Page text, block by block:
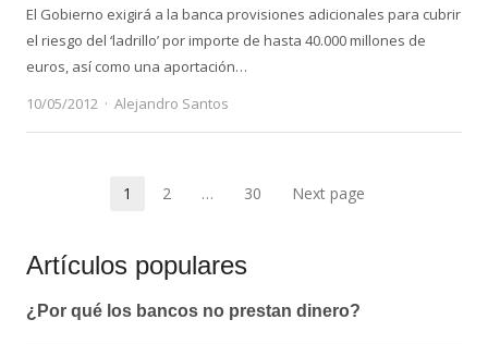
El Gobierno exigirá a la banca provisiones adicionales para cubrir
el riesgo del ‘ladrillo’ por importe de hasta 40.000 millones de
euros, así como una aportación…
10/05/2012
Author
Alejandro Santos
Paginación
entradas
Page
1 Page
2 … Page
30 Next page
Artículos populares